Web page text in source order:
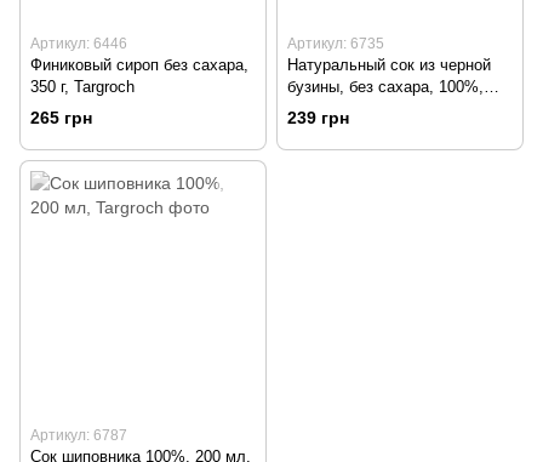
Артикул: 6446
Финиковый сироп без сахара,
350 г, Targroch
265 грн
Артикул: 6735
Натуральный сок из черной
бузины, без сахара, 100%,
200 мл, Targroch
239 грн
Артикул: 6787
Сок шиповника 100%, 200 мл,